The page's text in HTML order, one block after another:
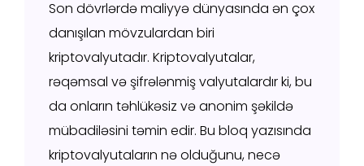
Son dövrlərdə maliyyə dünyasında ən çox
danışılan mövzulardan biri
kriptovalyutadır. Kriptovalyutalar,
rəqəmsal və şifrələnmiş valyutalardır ki, bu
da onların təhlükəsiz və anonim şəkildə
mübadiləsini təmin edir. Bu bloq yazısında
kriptovalyutaların nə olduğunu, necə